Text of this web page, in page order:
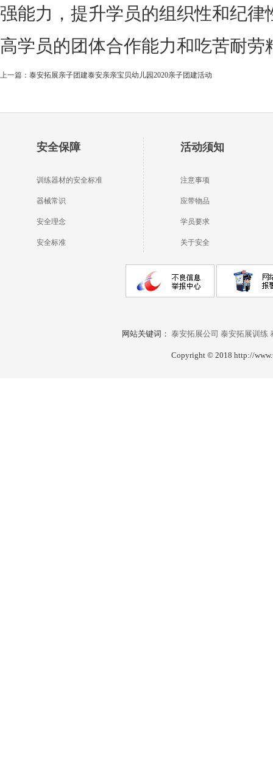
强能力，提升学员的组织性和纪
高学员的团体合作能力和吃苦耐劳
上一篇： 泰安拓展亲子团建泰安亲亲宝贝幼儿园2020亲子团建活动
安全保障
训练器材的安全标准
器械常识
安全理念
安全标准
活动须知
注意事项
应带物品
学员要求
关于安全
网站关键词： 泰安拓展公司 泰安拓展训练
Copyright © 2018 http://